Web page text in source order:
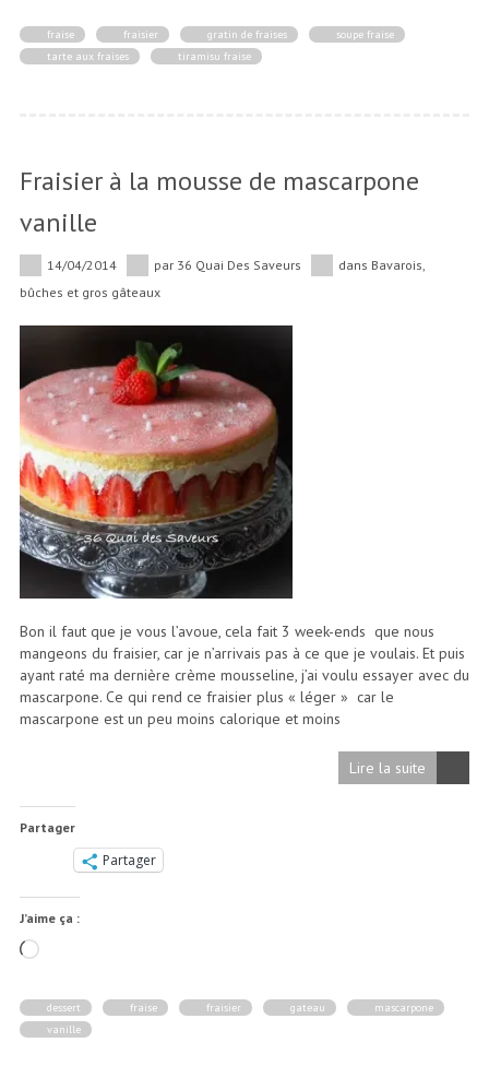
fraise fraisier gratin de fraises
soupe fraise
tarte aux fraises
tiramisu fraise
Fraisier à la mousse de mascarpone
vanille
14/04/2014 par 36 Quai Des Saveurs dans Bavarois,
bûches et gros gâteaux
Bon il faut que je vous l’avoue, cela fait 3 week-ends que nous
mangeons du fraisier, car je n’arrivais pas à ce que je voulais. Et puis
ayant raté ma dernière crème mousseline, j’ai voulu essayer avec du
mascarpone. Ce qui rend ce fraisier plus « léger » car le
mascarpone est un peu moins calorique et moins
Lire la suite
Partager
Partager
J’aime ça :
Chargement…
dessert fraise fraisier gateau
mascarpone
vanille